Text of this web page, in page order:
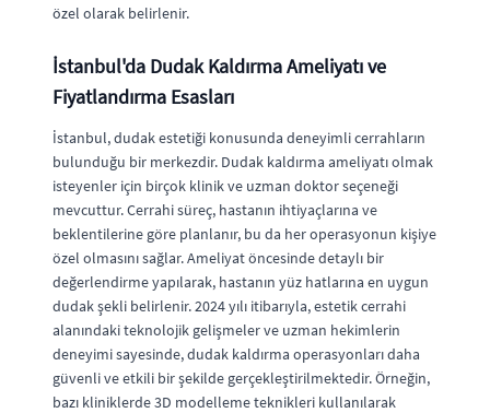
özel olarak belirlenir.
İstanbul'da Dudak Kaldırma Ameliyatı ve
Fiyatlandırma Esasları
İstanbul, dudak estetiği konusunda deneyimli cerrahların
bulunduğu bir merkezdir. Dudak kaldırma ameliyatı olmak
isteyenler için birçok klinik ve uzman doktor seçeneği
mevcuttur. Cerrahi süreç, hastanın ihtiyaçlarına ve
beklentilerine göre planlanır, bu da her operasyonun kişiye
özel olmasını sağlar. Ameliyat öncesinde detaylı bir
değerlendirme yapılarak, hastanın yüz hatlarına en uygun
dudak şekli belirlenir. 2024 yılı itibarıyla, estetik cerrahi
alanındaki teknolojik gelişmeler ve uzman hekimlerin
deneyimi sayesinde, dudak kaldırma operasyonları daha
güvenli ve etkili bir şekilde gerçekleştirilmektedir. Örneğin,
bazı kliniklerde 3D modelleme teknikleri kullanılarak